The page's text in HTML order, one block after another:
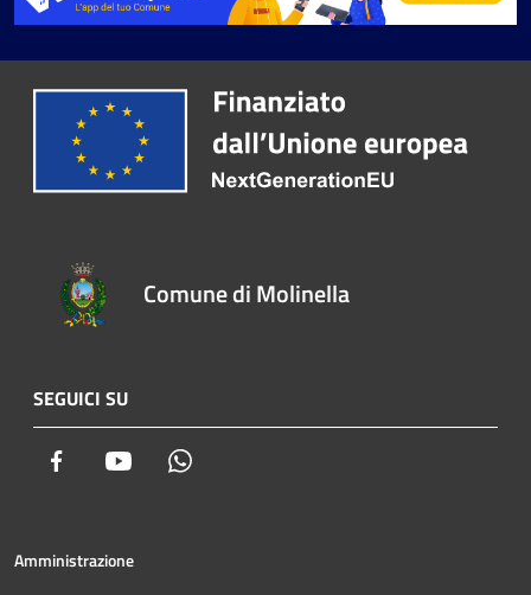
Comune di Molinella
SEGUICI SU
Facebook Youtube
Amministrazione